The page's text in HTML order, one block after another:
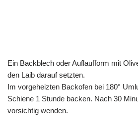
Ein Backblech oder Auflaufform mit
den Laib darauf setzten.
Im vorgeheizten Backofen bei 180°
Schiene 1 Stunde backen. Nach 30
vorsichtig wenden.